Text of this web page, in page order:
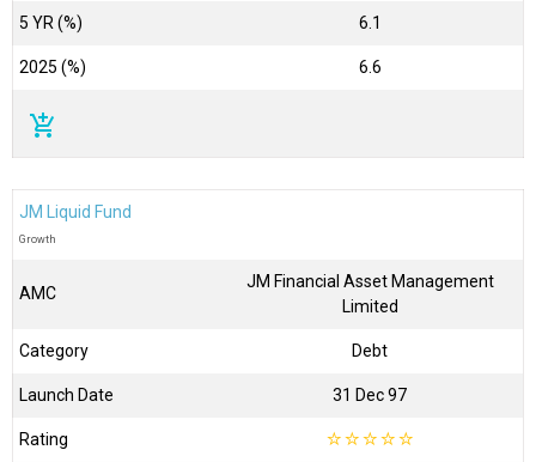
5 YR (%) 6.1
2025 (%) 6.6
add_shopping_cart
JM Liquid Fund
Growth
AMC
JM Financial Asset Management
Limited
Category Debt
Launch Date 31 Dec 97
Rating ☆☆☆☆☆